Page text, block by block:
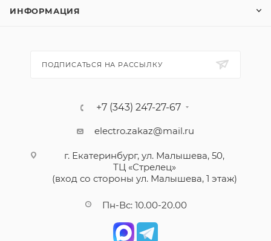
ИНФОРМАЦИЯ
ПОДПИСАТЬСЯ НА РАССЫЛКУ
+7 (343) 247-27-67
electro.zakaz@mail.ru
г. Екатеринбург, ул. Малышева, 50,
ТЦ «Стрелец»
(вход со стороны ул. Малышева, 1 этаж)
Пн-Вс: 10.00-20.00